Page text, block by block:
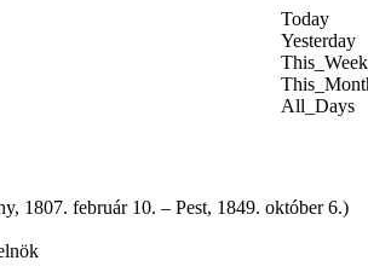
Today
Yesterday
This_Week
All_Days
1807. február 10. – Pest, 1849. október 6.)